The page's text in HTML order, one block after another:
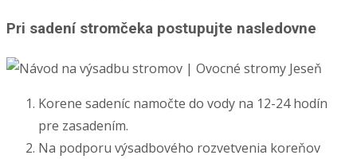
Pri sadení stromčeka postupujte nasledovne
Korene sadeníc namočte do vody na 12-24 hodín
pre zasadením.
Na podporu výsadbového rozvetvenia koreňov